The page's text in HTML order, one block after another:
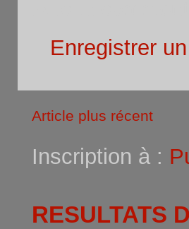
Enregistrer
Article plus récent
Inscription à :
RESULTATS